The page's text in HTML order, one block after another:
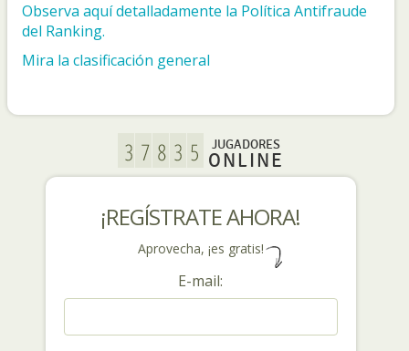
Observa aquí detalladamente la Política Antifraude
del Ranking.
Mira la clasificación general
JUGADORES
ONLINE
¡REGÍSTRATE AHORA!
Aprovecha, ¡es gratis!
E-mail: